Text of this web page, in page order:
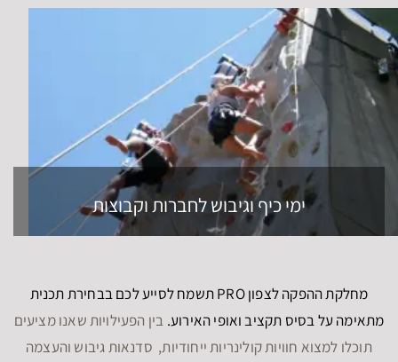
ימי כיף וגיבוש לחברות וקבוצות
מחלקת ההפקה לצפון PRO תשמח לסייע לכם בבחירת תכנית
מתאימה על בסיס תקציב ואופי האירוע. בין הפעילויות שאנו מציעים
תוכלו למצוא חוויות קולינריות ייחודיות, סדנאות גיבוש והעצמה